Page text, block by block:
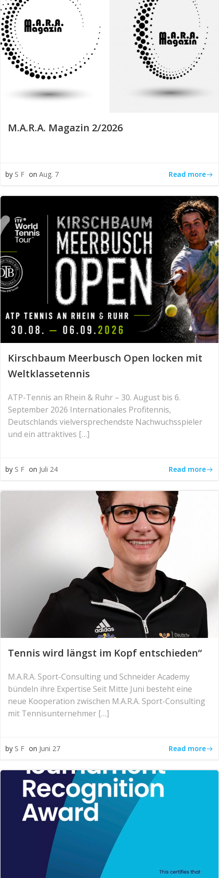
M.A.R.A. Magazin 2/2026
by S F on Aug. 7 Read more
Kirschbaum Meerbusch Open locken mit
Weltklassetennis
ATP-Tennis an Rhein & Ruhr – 30. August bis 6.
September 2026 Internationales Profitennis,
Deutschlands vielversprechendste Nachwuchsspieler
und ein attraktives […]
by S F on Juli 24 Read more
Tennis wird längst im Kopf entschieden“
M.A.R.A. Sport-Consulting und Schneider Academy
bündeln ihre Expertise Seit Mitte Juni besteht eine
neue Kooperation zwischen M.A.R.A. Sport-Consulting
mit Tennisunternehmer […]
by S F on Juni 27 Read more